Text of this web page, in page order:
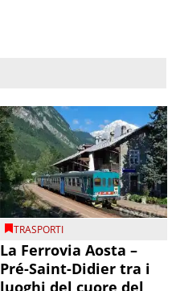
TRASPORTI
La Ferrovia Aosta –
Pré-Saint-Didier tra i
luoghi del cuore del